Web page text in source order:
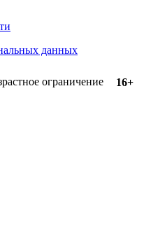
данных
ограничение 16+